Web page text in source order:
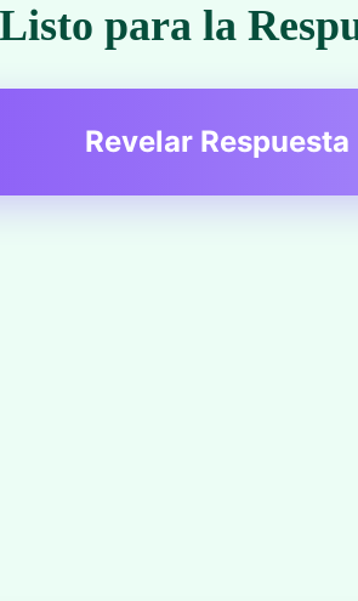
para la
Revelar Respuesta